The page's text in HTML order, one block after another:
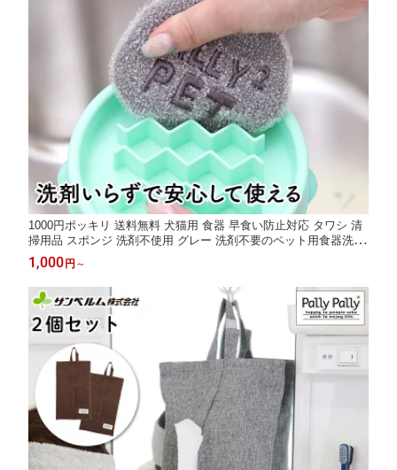
1000円ポッキリ 送料無料 犬猫用 食器 早食い防止対応 タワシ 清
掃用品 スポンジ 洗剤不使用 グレー 洗剤不要のペット用食器洗い
ペット のことを考えた アイデア商品 お悩み解消グッズ サンベル
ム
1,000 円 ～